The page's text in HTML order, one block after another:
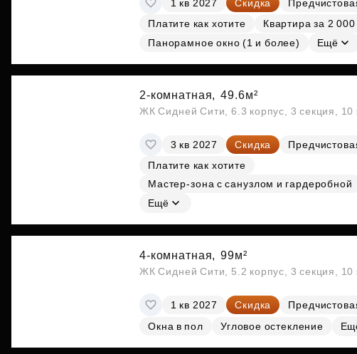
Субсидии
1 кв 2027 Скидка
Платите как хотите
Квартира за 2
Панорамное окно (1 и более)
Ещё
2-комнатная, 49.6м²
ЖК Сидней Сити, 6.3 корпус, 3 секция,
3 кв 2027 Скидка
Платите как хотите
Мастер-зона с санузлом и гардеробной
Ещё
4-комнатная, 99м²
ЖК Сидней Сити, 5.2 корпус, 3 секция,
1 кв 2027 Скидка
Окна в пол
Угловое остекление